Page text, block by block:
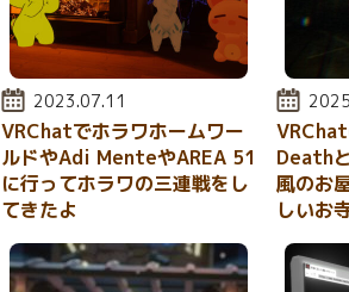
投稿日:
2023.07.11
VRChatでホラワホームワー
ルドやAdi MenteやAREA 51
に行ってホラワの三連戦をし
てきたよ
投稿
Death
風のお
しいお